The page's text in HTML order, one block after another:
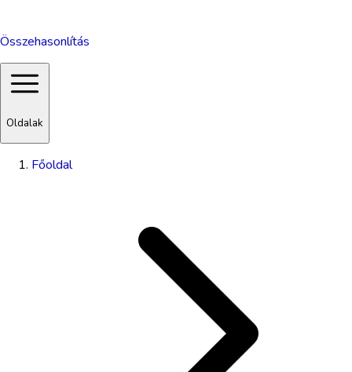
Összehasonlítás
Oldalak
Főoldal